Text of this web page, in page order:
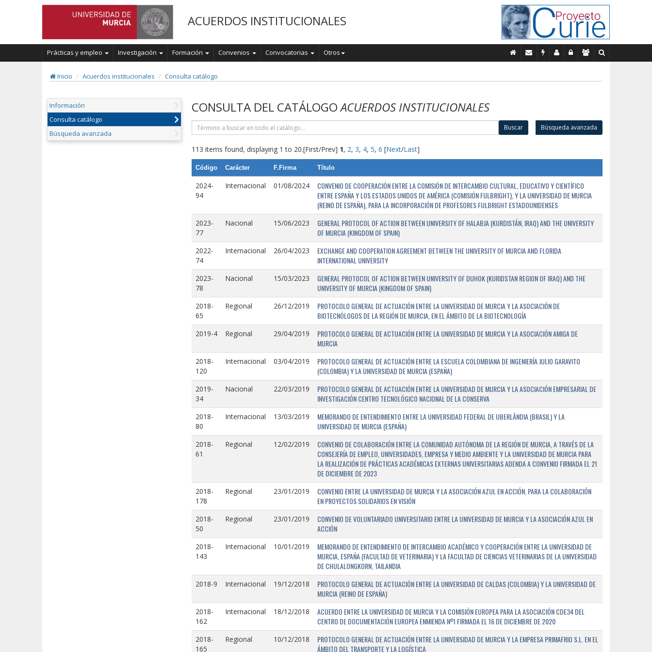
ACUERDOS INSTITUCIONALES
Prácticas y empleo Investigación Formación Convenios Convocatorias Otros
Inicio Acuerdos institucionales Consulta catálogo
Información
Consulta catálogo
Búsqueda avanzada
CONSULTA DEL CATÁLOGOACUERDOS INSTITUCIONALES
Buscar Búsqueda avanzada
113 items found, displaying 1 to 20.[First/Prev] 1, 2, 3, 4, 5, 6 [Next/Last]
Código Carácter F.Firma Título
2024-
94
Internacional 01/08/2024
CONVENIO DE COOPERACIÓN ENTRE LA COMISIÓN DE INTERCAMBIO CULTURAL, EDUCATIVO Y CIENTÍFICO
ENTRE ESPAÑA Y LOS ESTADOS UNIDOS DE AMÉRICA (COMISIÓN FULBRIGHT), Y LA UNIVERSIDAD DE MURCIA
(REINO DE ESPAÑA), PARA LA INCORPORACIÓN DE PROFESORES FULBRIGHT ESTADOUNIDENSES
2023-
77
Nacional 15/06/2023
GENERAL PROTOCOL OF ACTION BETWEEN UNIVERSITY OF HALABJA (KURDISTÁN, IRAQ) AND THE UNIVERSITY
OF MURCIA (KINGDOM OF SPAIN)
2022-
74
Internacional 26/04/2023
EXCHANGE AND COOPERATION AGREEMENT BETWEEN THE UNIVERSITY OF MURCIA AND FLORIDA
INTERNATIONAL UNIVERSITY
2023-
78
Nacional 15/03/2023
GENERAL PROTOCOL OF ACTION BETWEEN UNIVERSITY OF DUHOK (KURIDSTAN REGION OF IRAQ) AND THE
UNIVERSITY OF MURCIA (KINGDOM OF SPAIN)
2018-
65
Regional 26/12/2019
PROTOCOLO GENERAL DE ACTUACIÓN ENTRE LA UNIVERSIDAD DE MURCIA Y LA ASOCIACIÓN DE
BIOTECNÓLOGOS DE LA REGIÓN DE MURCIA, EN EL ÁMBITO DE LA BIOTECNOLOGÍA
2019-4 Regional 29/04/2019
PROTOCOLO GENERAL DE ACTUACIÓN ENTRE LA UNIVERSIDAD DE MURCIA Y LA ASOCIACIÓN AMIGA DE
MURCIA
2018-
120
Internacional 03/04/2019
PROTOCOLO GENERAL DE ACTUACIÓN ENTRE LA ESCUELA COLOMBIANA DE INGENIERÍA JULIO GARAVITO
(COLOMBIA) Y LA UNIVERSIDAD DE MURCIA (ESPAÑA)
2019-
34
Nacional 22/03/2019
PROTOCOLO GENERAL DE ACTUACIÓN ENTRE LA UNIVERSIDAD DE MURCIA Y LA ASOCIACIÓN EMPRESARIAL DE
INVESTIGACIÓN CENTRO TECNOLÓGICO NACIONAL DE LA CONSERVA
2018-
80
Internacional 13/03/2019
MEMORANDO DE ENTENDIMIENTO ENTRE LA UNIVERSIDAD FEDERAL DE UBERLÂNDIA (BRASIL) Y LA
UNIVERSIDAD DE MURCIA (ESPAÑA)
2018-
61
Regional 12/02/2019
CONVENIO DE COLABORACIÓN ENTRE LA COMUNIDAD AUTÓNOMA DE LA REGIÓN DE MURCIA, A TRAVÉS DE LA
CONSEJERÍA DE EMPLEO, UNIVERSIDADES, EMPRESA Y MEDIO AMBIENTE Y LA UNIVERSIDAD DE MURCIA PARA
LA REALIZACIÓN DE PRÁCTICAS ACADÉMICAS EXTERNAS UNIVERSITARIAS ADENDA A CONVENIO FIRMADA EL 21
DE DICIEMBRE DE 2023
2018-
178
Regional 23/01/2019
CONVENIO ENTRE LA UNIVERSIDAD DE MURCIA Y LA ASOCIACIÓN AZUL EN ACCIÓN, PARA LA COLABORACIÓN
EN PROYECTOS SOLIDARIOS EN VISIÓN
2018-
50
Regional 23/01/2019
CONVENIO DE VOLUNTARIADO UNIVERSITARIO ENTRE LA UNIVERSIDAD DE MURCIA Y LA ASOCIACIÓN AZUL EN
ACCIÓN
2018-
143
Internacional 10/01/2019
MEMORANDO DE ENTENDIMIENTO DE INTERCAMBIO ACADÉMICO Y COOPERACIÓN ENTRE LA UNIVERSIDAD DE
MURCIA, ESPAÑA (FACULTAD DE VETERINARIA) Y LA FACULTAD DE CIENCIAS VETERINARIAS DE LA UNIVERSIDAD
DE CHULALONGKORN, TAILANDIA
2018-9 Internacional 19/12/2018
PROTOCOLO GENERAL DE ACTUACIÓN ENTRE LA UNIVERSIDAD DE CALDAS (COLOMBIA) Y LA UNIVERSIDAD DE
MURCIA (REINO DE ESPAÑA)
2018-
162
Internacional 18/12/2018
ACUERDO ENTRE LA UNIVERSIDAD DE MURCIA Y LA COMISIÓN EUROPEA PARA LA ASOCIACIÓN CDE34 DEL
CENTRO DE DOCUMENTACIÓN EUROPEA ENMIENDA Nº1 FIRMADA EL 16 DE DICIEMBRE DE 2020
2018-
165
Regional 10/12/2018
PROTOCOLO GENERAL DE ACTUACIÓN ENTRE LA UNIVERSIDAD DE MURCIA Y LA EMPRESA PRIMAFRIO S.L. EN EL
ÁMBITO DEL TRANSPORTE Y LA LOGÍSTICA